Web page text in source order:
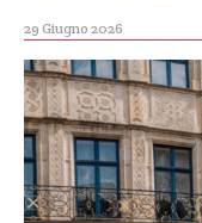
29 Giugno 2026